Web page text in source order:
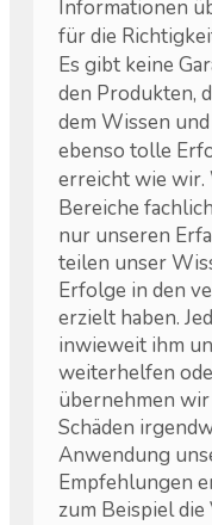
Informationen
für die
Es gibt keine
den Produkten,
dem Wissen
ebenso tolle
erreicht wie wir.
Bereiche
nur unseren
teilen unser
Erfolge in den
erzielt haben.
inwieweit ihm
weiterhelfen
übernehmen
Schäden
Anwendung
Empfehlungen
zum Beispiel